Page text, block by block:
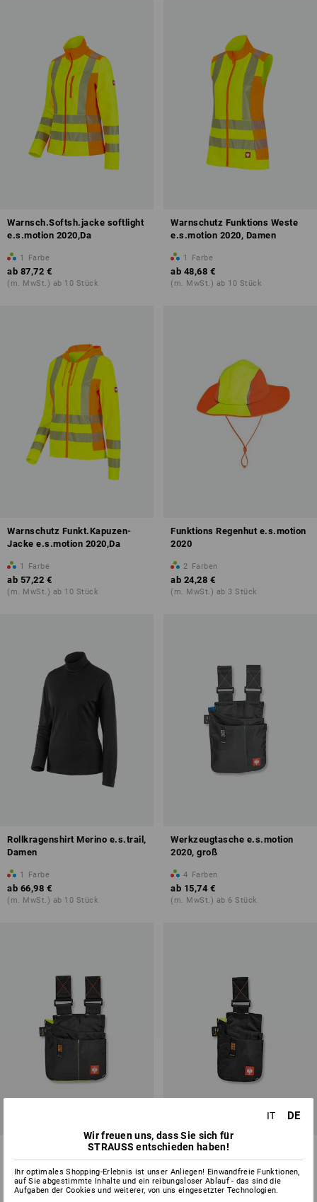
Warnsch.Softsh.jacke softlight
e.s.motion 2020,Da
1 Farbe
ab 87,72 €
(m. MwSt.) ab 10 Stück
Warnschutz Funktions Weste
e.s.motion 2020, Damen
1 Farbe
ab 48,68 €
(m. MwSt.) ab 10 Stück
Warnschutz Funkt.Kapuzen-
Jacke e.s.motion 2020,Da
1 Farbe
ab 57,22 €
(m. MwSt.) ab 10 Stück
Funktions Regenhut e.s.motion
2020
2 Farben
ab 24,28 €
(m. MwSt.) ab 3 Stück
Rollkragenshirt Merino e.s.trail,
Damen
1 Farbe
ab 66,98 €
(m. MwSt.) ab 10 Stück
Werkzeugtasche e.s.motion
2020, groß
4 Farben
ab 15,74 €
(m. MwSt.) ab 6 Stück
Werkzeugtasche e.s.motion
2020, mittel
4 Farben
14,52 €
Werkzeugtasche e.s.motion
2020, klein
4 Farben
13,30 €
IT DE
Wir freuen uns, dass Sie sich für
STRAUSS entschieden haben!
Ihr optimales Shopping-Erlebnis ist unser Anliegen! Einwandfreie Funktionen,
auf Sie abgestimmte Inhalte und ein reibungsloser Ablauf - das sind die
Aufgaben der Cookies und weiterer, von uns eingesetzter Technologien.